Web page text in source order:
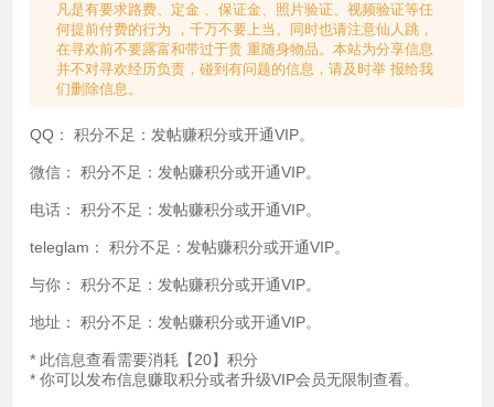
凡是有要求路费、定金 、保证金、照片验证、视频验证等任
何提前付费的行为 ，千万不要上当。同时也请注意仙人跳，
在寻欢前不要露富和带过于贵 重随身物品。本站为分享信息
并不对寻欢经历负责，碰到有问题的信息，请及时举 报给我
们删除信息。
QQ： 积分不足：发帖赚积分或开通VIP。
微信： 积分不足：发帖赚积分或开通VIP。
电话： 积分不足：发帖赚积分或开通VIP。
teleglam： 积分不足：发帖赚积分或开通VIP。
与你： 积分不足：发帖赚积分或开通VIP。
地址： 积分不足：发帖赚积分或开通VIP。
* 此信息查看需要消耗【20】积分
* 你可以发布信息赚取积分或者升级VIP会员无限制查看。